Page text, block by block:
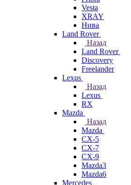
Vesta
XRAY
Нива
Land Rover
Назад
Land Rover
Discovery
Freelander
Lexus
Назад
Lexus
RX
Mazda
Назад
Mazda
CX-5
CX-7
CX-9
Mazda3
Mazda6
Mercedes